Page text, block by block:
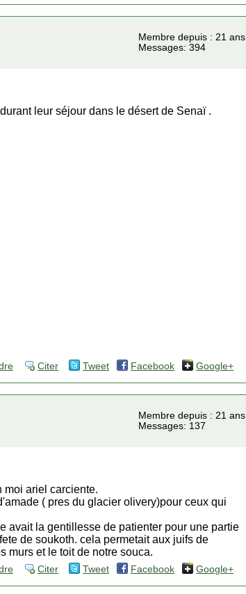
Membre depuis : 21 ans
Messages: 394
leur séjour dans le désert de Senaï .
Citer Tweet Facebook Google+
Membre depuis : 21 ans
Messages: 137
moi ariel carciente.
( pres du glacier olivery)pour ceux qui
avait la gentillesse de patienter pour une partie
de soukoth. cela permetait aux juifs de
murs et le toit de notre souca.
Citer Tweet Facebook Google+